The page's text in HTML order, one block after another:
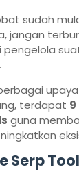
sudah
jangan
pengelola
terdapat 9
guna
Serp